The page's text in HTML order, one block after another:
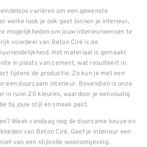
variëren om een gewenste
welke look je ook gaat binnen je interieur,
mogelijkheden om jouw interieurwensen te
voordeel van Beton Ciré is de
Het materiaal is gemaakt
in plaats van cement, wat resulteert in
tijdens de productie. Zo kun je met een
een duurzaam interieur. Bovendien is onze
in ruim 20 kleuren, waardoor je eenvoudig
bij jouw stijl en smaak past.
Maak vandaag nog de duurzame keuze en
van Beton Ciré. Geef je interieur een
van een stijlvolle woonomgeving.